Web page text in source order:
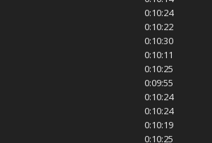
0:10:24
0:10:22
0:10:30
0:10:11
0:10:25
0:09:55
0:10:24
0:10:24
0:10:19
0:10:25